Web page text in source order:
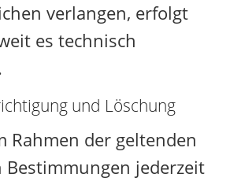
verlangen, erfolgt
es technisch
und Löschung
Rahmen der geltenden
Bestimmungen jederzeit